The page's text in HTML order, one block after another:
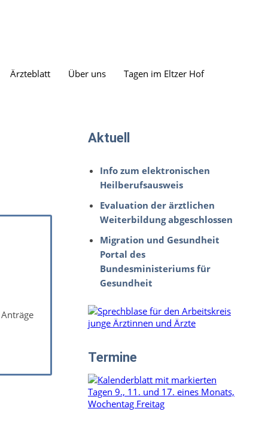
Ärzteblatt Über uns Tagen im Eltzer Hof
Aktuell
Info zum elektronischen
Heilberufsausweis
Evaluation der ärztlichen
Weiterbildung abgeschlossen
Migration und Gesundheit
Portal des
Bundesministeriums für
Gesundheit
Termine